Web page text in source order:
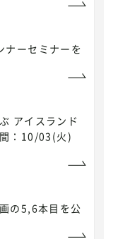
ナーセミナーを
アイスランド
：10/03(火)
の5,6本目を公